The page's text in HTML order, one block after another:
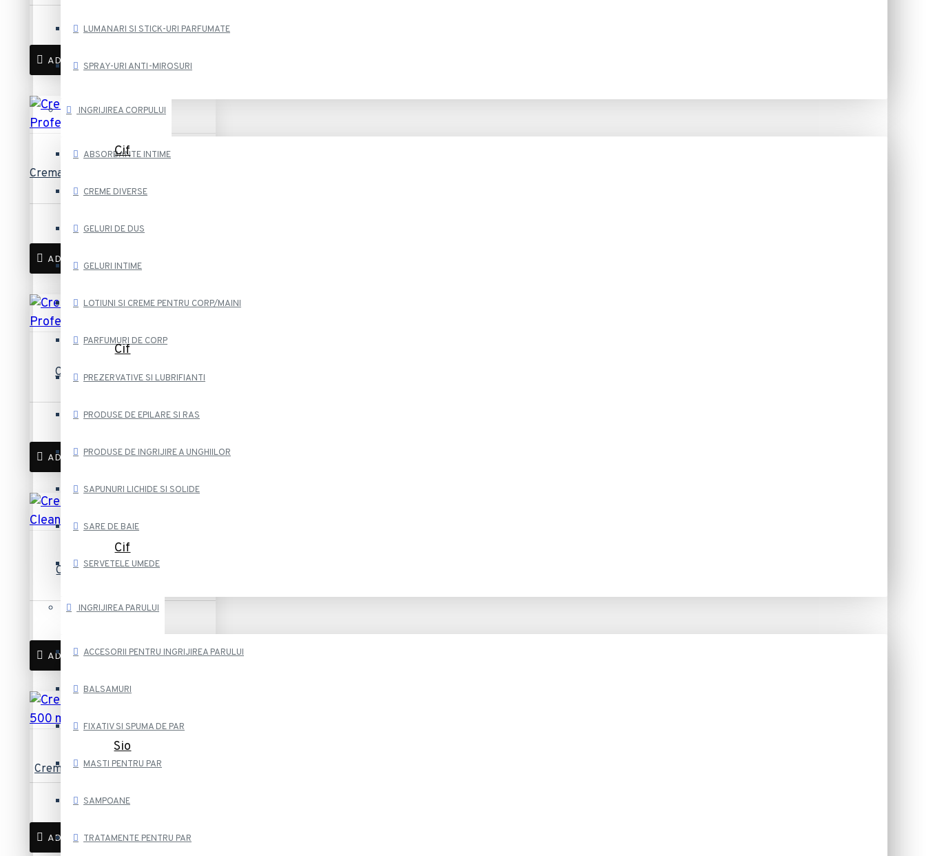
LUMANARI SI STICK-URI PARFUMATE
SPRAY-URI ANTI-MIROSURI
INGRIJIREA CORPULUI
ABSORBANTE INTIME
CREME DIVERSE
GELURI DE DUS
GELURI INTIME
LOTIUNI SI CREME PENTRU CORP/MAINI
PARFUMURI DE CORP
PREZERVATIVE SI LUBRIFIANTI
PRODUSE DE EPILARE SI RAS
PRODUSE DE INGRIJIRE A UNGHIILOR
SAPUNURI LICHIDE SI SOLIDE
SARE DE BAIE
SERVETELE UMEDE
INGRIJIREA PARULUI
ACCESORII PENTRU INGRIJIREA PARULUI
BALSAMURI
FIXATIV SI SPUMA DE PAR
MASTI PENTRU PAR
SAMPOANE
TRATAMENTE PENTRU PAR
ADAUGĂ ÎN COȘ
Cif
Crema Curatare Cif Professional 750
ml
ADAUGĂ ÎN COȘ
Cif
Crema Curatare Lemon Cif
10,81 lei
ADAUGĂ ÎN COȘ
Cif
Crema Curatat Cif Original
7,37 lei
ADAUGĂ ÎN COȘ
Sio
Crema curatat Sio Amoniac 500 ml
6,24 lei
ADAUGĂ ÎN COȘ